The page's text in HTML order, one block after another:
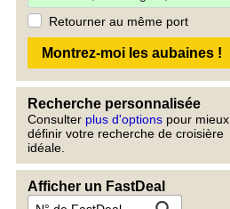
Retourner au même port
Recherche personnalisée
Consulter plus d'options pour mieux
définir votre recherche de croisière
idéale.
Afficher un FastDeal